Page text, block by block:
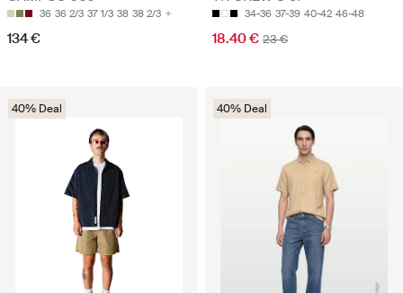
36 36 2/3 37 1/3 38 38 2/3
134 €
34-36 37-39 40-42 46-48
18.40 € 23 €
40% Deal 40% Deal